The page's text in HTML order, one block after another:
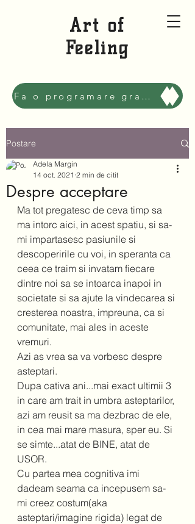
Art of
Feeling
Fa o programare gratuita sa ne cunoastem, Mai bine!
Postare
Despre acceptare
Adela Margin
14 oct. 2021 2 min de citit
Ma tot pregatesc de ceva timp sa
ma intorc aici, in acest spatiu, si sa-
mi impartasesc pasiunile si
descoperirile cu voi, in speranta ca
ceea ce traim si invatam fiecare
dintre noi sa se intoarca inapoi in
societate si sa ajute la vindecarea si
cresterea noastra, impreuna, ca si
comunitate, mai ales in aceste
vremuri.
Azi as vrea sa va vorbesc despre
asteptari.
Dupa cativa ani...mai exact ultimii 3
in care am trait in umbra asteptarilor,
azi am reusit sa ma dezbrac de ele,
in cea mai mare masura, sper eu. Si
se simte...atat de BINE, atat de
USOR.
Cu partea mea cognitiva imi
dadeam seama ca incepusem sa-
mi creez costum(aka
asteptari/imagine rigida) legat de